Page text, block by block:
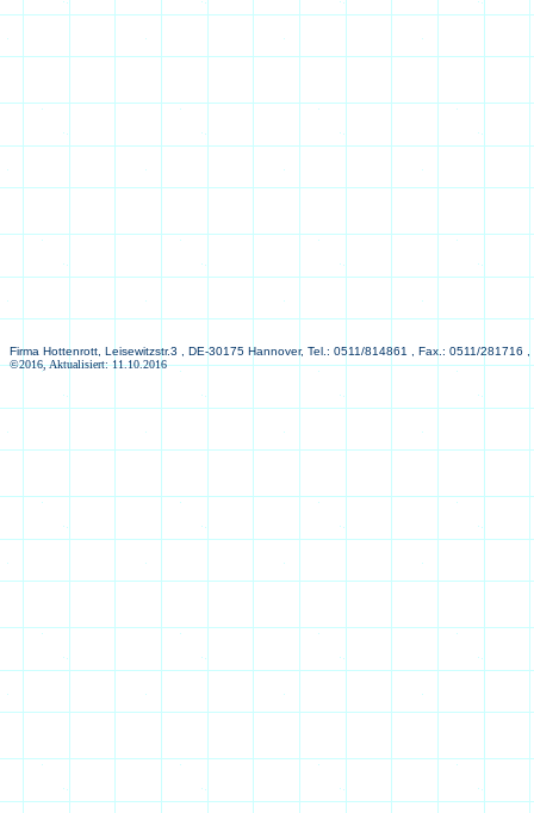
Firma Hottenrott, Leisewitzstr.3 , DE-30175 Hannover, Tel.: 0511/814861 , Fax.: 0511/281716
©2016, Aktualisiert: 11.10.2016